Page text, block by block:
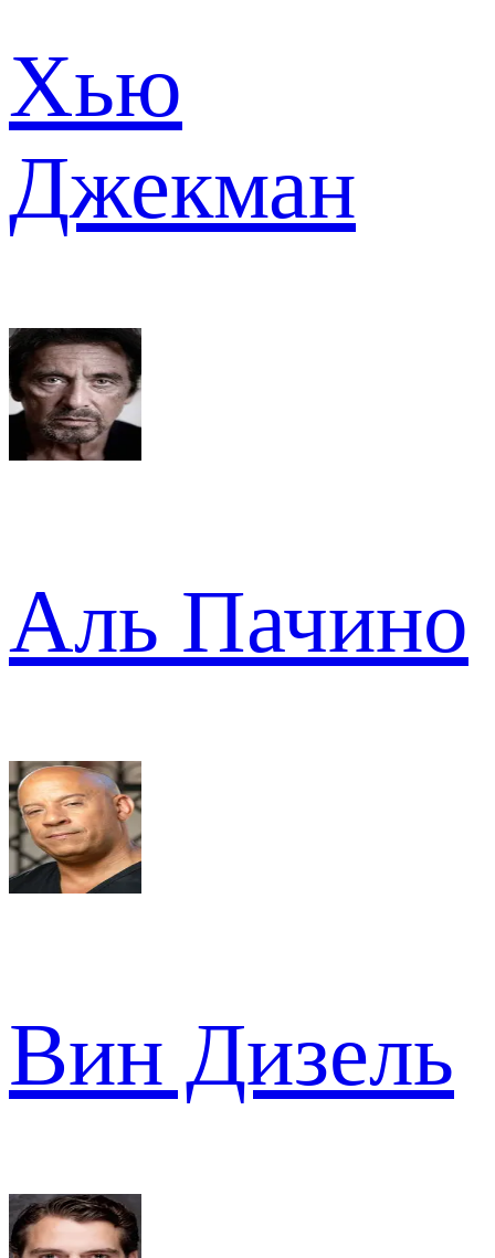
Хью
Джекман
Аль Пачино
Вин Дизель